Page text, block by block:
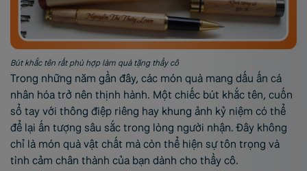
Bút khắc tên rất phù hợp làm quà tặng thầy cô
Trong những năm gần đây, các món quà mang dấu ấn cá
nhân hóa trở nên thịnh hành. Một chiếc bút khắc tên, cuốn
sổ tay với thông điệp riêng hay khung ảnh kỷ niệm có thể
để lại ấn tượng sâu sắc trong lòng người nhận. Đây không
chỉ là món quà vật chất mà còn thể hiện sự tôn trọng và
tình cảm chân thành của bạn dành cho thầy cô.